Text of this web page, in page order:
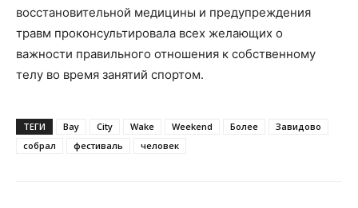
восстановительной медицины и предупреждения
травм проконсультировала всех желающих о
важности правильного отношения к собственному
телу во время занятий спортом.
ТЕГИ Bay City Wake Weekend Более
Завидово
собрал
фестиваль человек